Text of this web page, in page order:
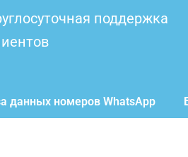
поддержка
данных номеров WhatsApp